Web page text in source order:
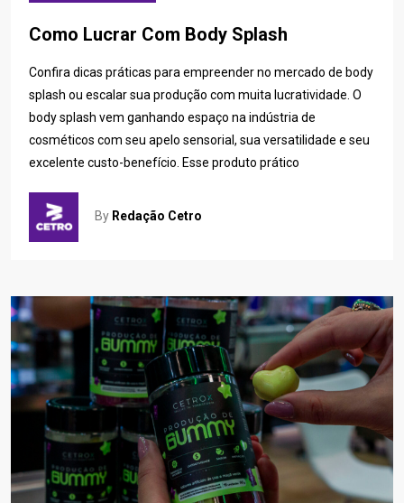
Como Lucrar Com Body Splash
Confira dicas práticas para empreender no mercado de body
splash ou escalar sua produção com muita lucratividade. O
body splash vem ganhando espaço na indústria de
cosméticos com seu apelo sensorial, sua versatilidade e seu
excelente custo-benefício. Esse produto prático
By Redação Cetro